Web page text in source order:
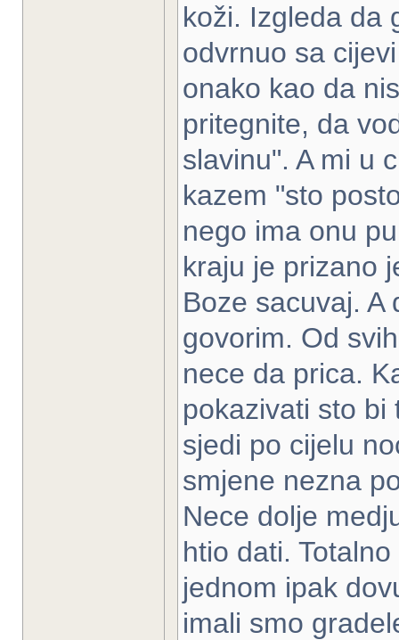
koži. Izgleda da
odvrnuo sa
onako kao da
pritegnite, da
slavinu". A mi u
kazem "sto
nego ima onu
kraju je prizano
Boze sacuvaj. A
govorim. Od
nece da prica.
pokazivati sto bi
sjedi po cijelu
smjene nezna
Nece dolje
htio dati.
jednom ipak
imali smo